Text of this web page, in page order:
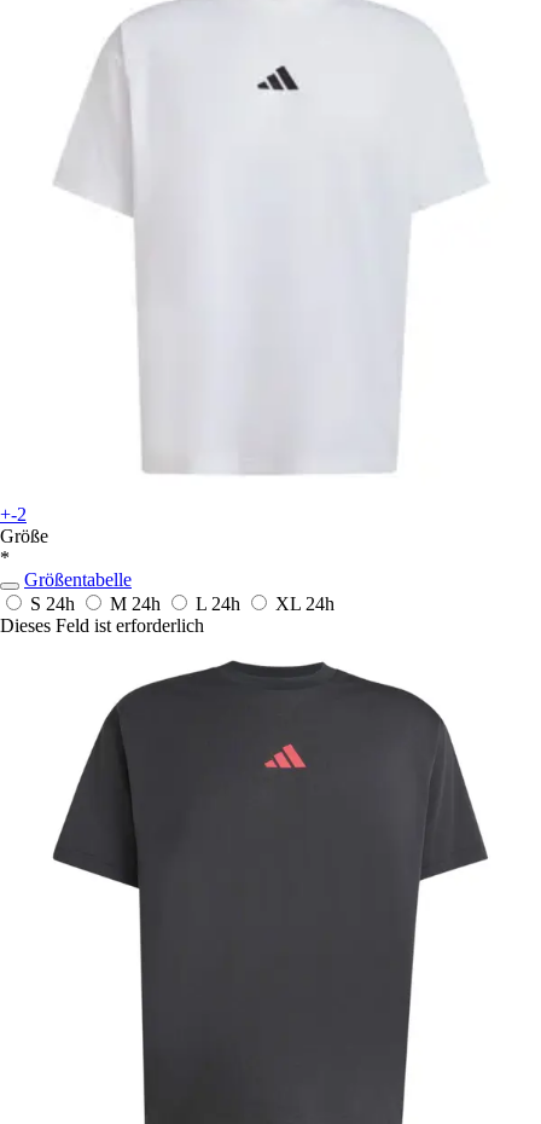
+-2
Größe
*
Größentabelle
S 24h M 24h L 24h XL 24h
Dieses Feld ist erforderlich